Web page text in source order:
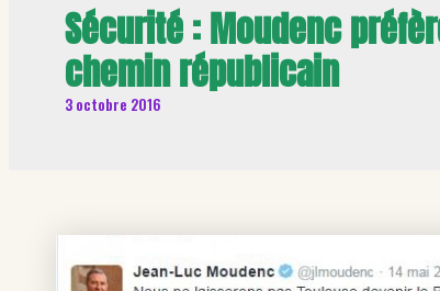
Sécurité : Moudenc
chemin républicain
3 octobre 2016